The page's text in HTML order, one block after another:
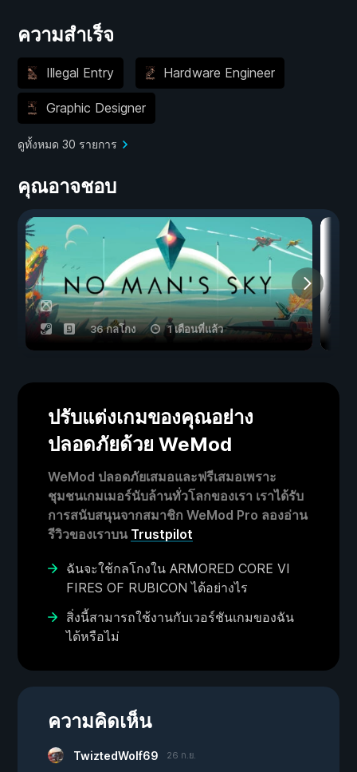
ความสำเร็จ
Illegal Entry Hardware Engineer
Graphic Designer
ดูทั้งหมด 30 รายการ
คุณอาจชอบ
36 กลโกง 1 เดือนที่แล้ว
ปรับแต่งเกมของคุณอย่าง
ปลอดภัยด้วย WeMod
WeMod ปลอดภัยเสมอและฟรีเสมอเพราะ
ชุมชนเกมเมอร์นับล้านทั่วโลกของเรา เราได้รับ
การสนับสนุนจากสมาชิก WeMod Pro ลองอ่าน
รีวิวของเราบน Trustpilot
ฉันจะใช้กลโกงใน ARMORED CORE VI
FIRES OF RUBICON ได้อย่างไร
สิ่งนี้สามารถใช้งานกับเวอร์ชันเกมของฉัน
ได้หรือไม่
ความคิดเห็น
TwiztedWolf69 26 ก.ย.